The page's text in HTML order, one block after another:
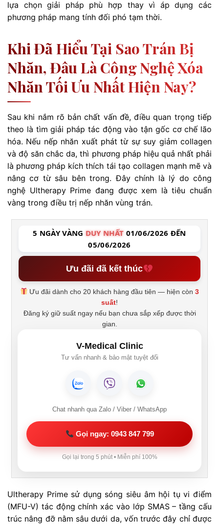
lựa chọn giải pháp phù hợp thay vì áp dụng các
phương pháp mang tính đối phó tạm thời.
Khi Đã Hiểu Tại Sao Trán Bị
Nhăn, Đâu Là Công Nghệ Xóa
Nhăn Tối Ưu Nhất Hiện Nay?
Sau khi nắm rõ bản chất vấn đề, điều quan trọng tiếp
theo là tìm giải pháp tác động vào tận gốc cơ chế lão
hóa. Nếu nếp nhăn xuất phát từ sự suy giảm collagen
và độ săn chắc da, thì phương pháp hiệu quả nhất phải
là phương pháp kích thích tái tạo collagen mạnh mẽ và
nâng cơ từ sâu bên trong. Đây chính là lý do công
nghệ Ultherapy Prime đang được xem là tiêu chuẩn
vàng trong điều trị nếp nhăn vùng trán.
5 NGÀY VÀNG DUY NHẤT 01/06/2026 ĐẾN
05/06/2026
Ưu đãi đã kết thúc
Ưu đãi dành cho 20 khách hàng đầu tiên — hiện còn3
suất!
Đăng ký giữ suất ngay nếu bạn chưa sắp xếp được thời
gian.
V-Medical Clinic
Tư vấn nhanh & bảo mật tuyệt đối
Chat nhanh qua Zalo / Viber / WhatsApp
Gọi ngay: 0943 847 799
Gọi lại trong 5 phút • Miễn phí 100%
Ultherapy Prime sử dụng sóng siêu âm hội tụ vi điểm
(MFU-V) tác động chính xác vào lớp SMAS – tầng cấu
trúc nâng đỡ nằm sâu dưới da, vốn trước đây chỉ được